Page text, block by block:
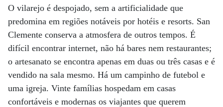
O vilarejo é despojado, sem a artificialidade que
predomina em regiões notáveis por hotéis e resorts. San
Clemente conserva a atmosfera de outros tempos. É
difícil encontrar internet, não há bares nem restaurantes;
o artesanato se encontra apenas em duas ou três casas e é
vendido na sala mesmo. Há um campinho de futebol e
uma igreja. Vinte famílias hospedam em casas
confortáveis e modernas os viajantes que querem